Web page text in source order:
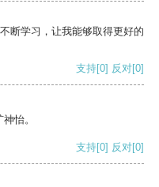
断学习，让我能够取得更好的
支持[0] 反对[0]
怡。
支持[0] 反对[0]